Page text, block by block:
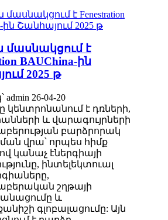
մասնակցում է
BAUChina-ին
2025 թ
26-04-20
ը կենտրոնանում է դռների,
և վարագույրների
բարձրորակ
վրա՝ որպես հիմք
կանաչ էներգիայի
ինտելեկտուալ
շղթայի
և
գլոբալացումը: Այն